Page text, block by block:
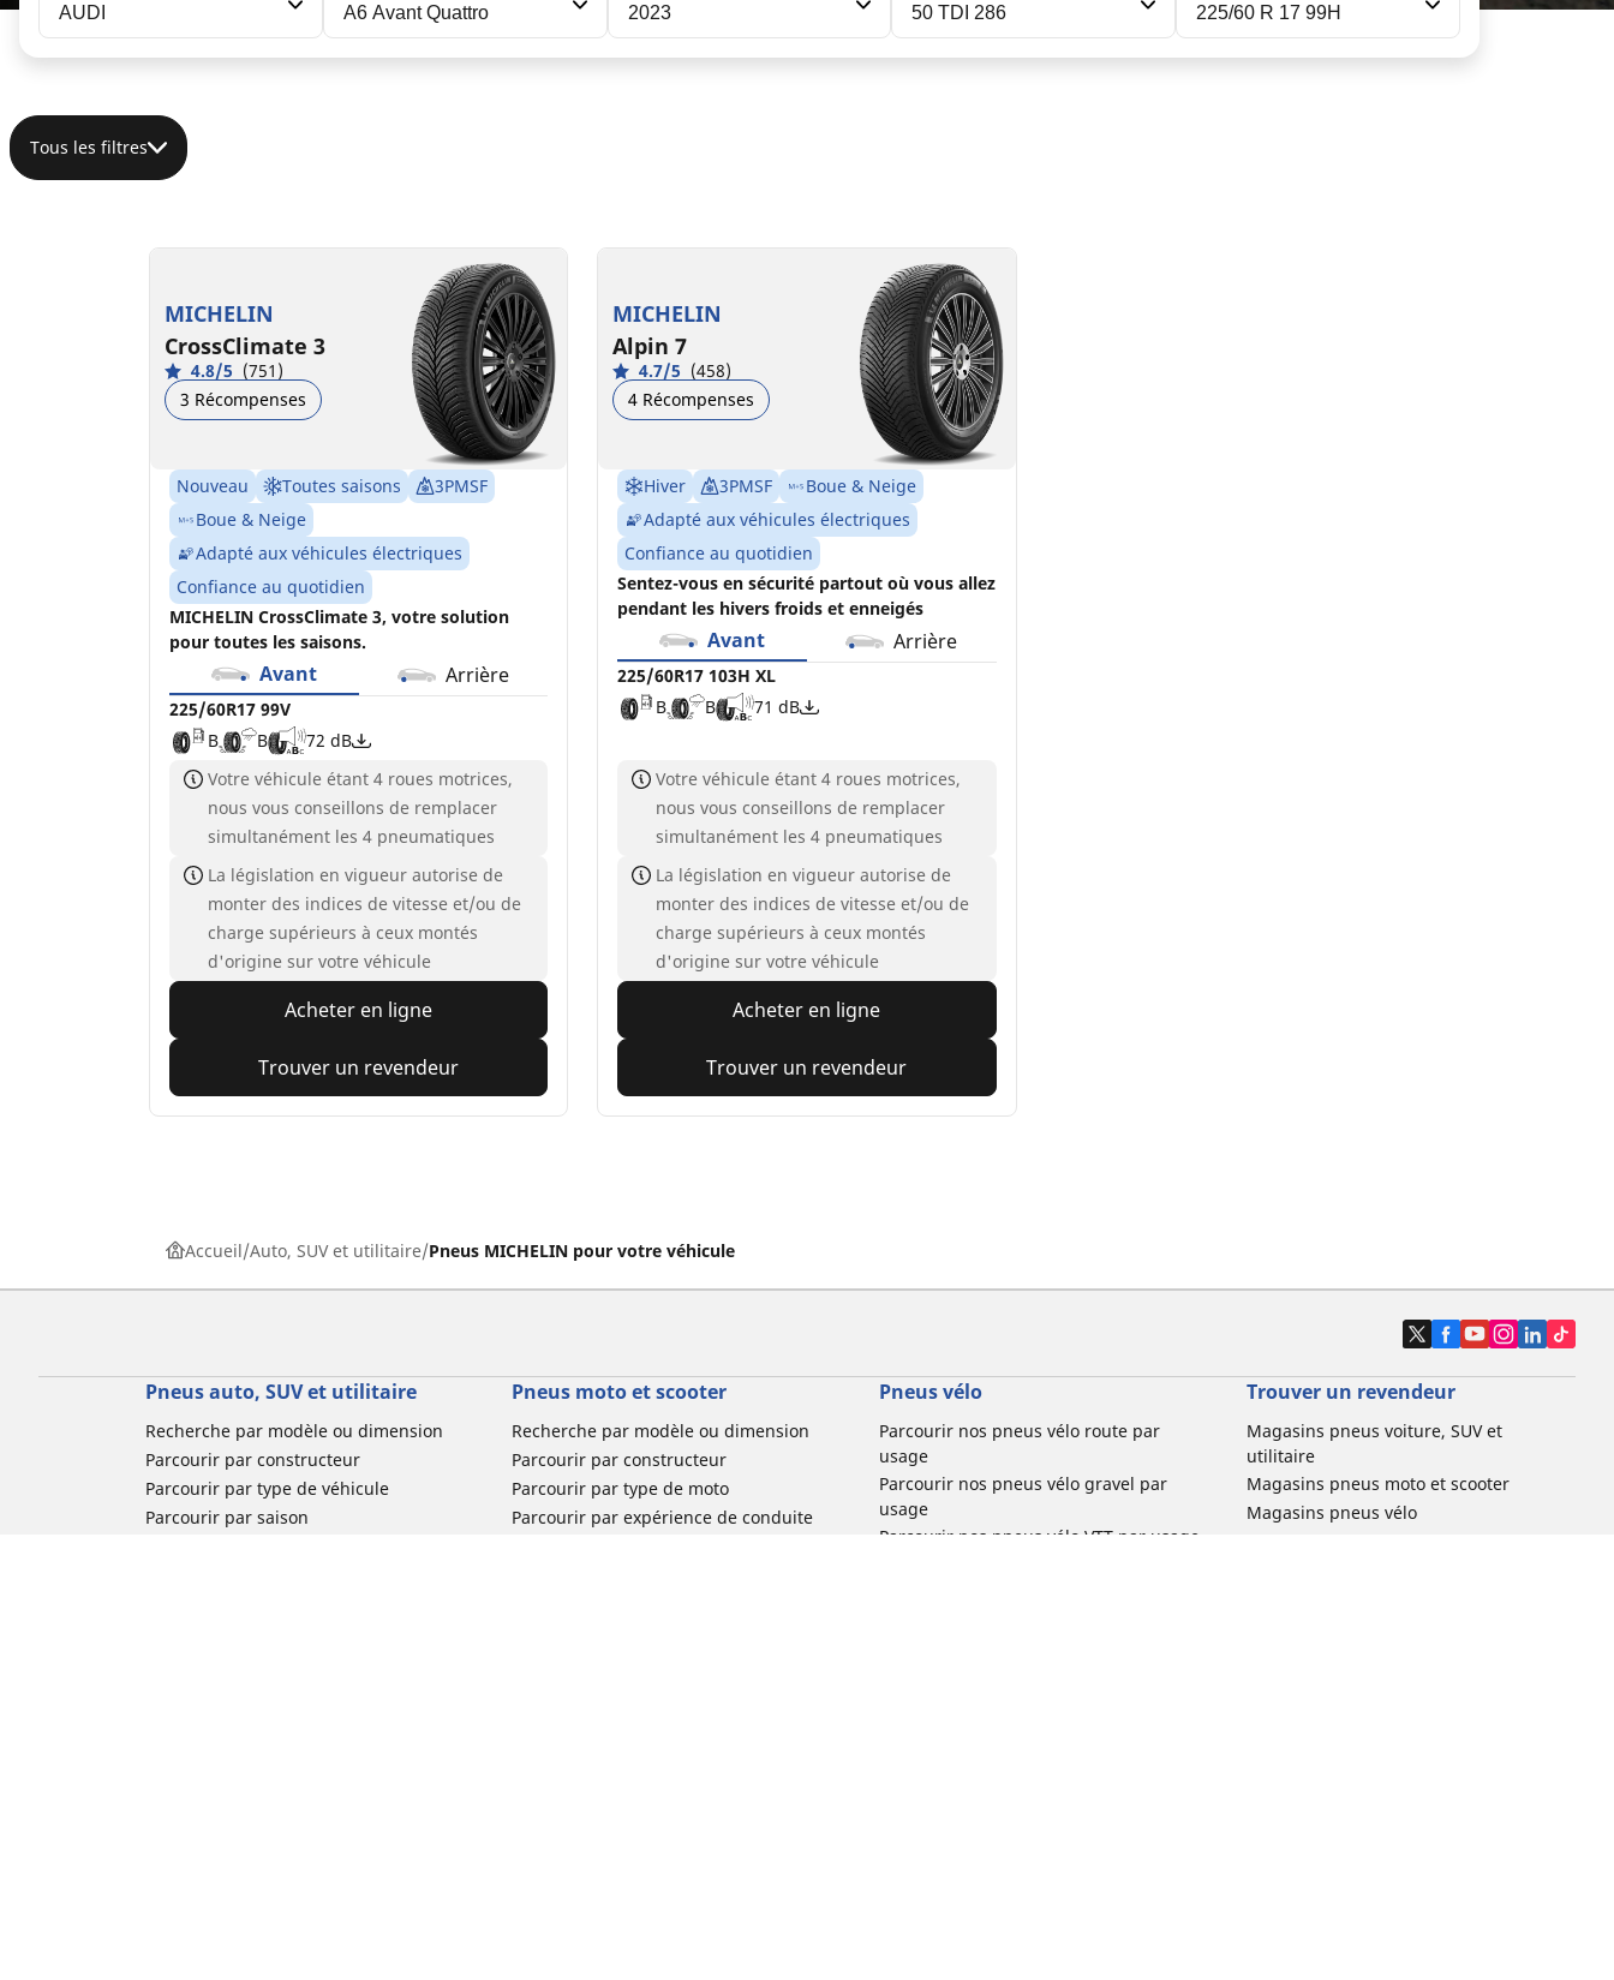
AUDI A6 Avant Quattro 2023 50 TDI 286 225/60 R 17 99H
Tous les filtres
MICHELIN
CrossClimate 3
4.8/5 (751)
3 Récompenses
Nouveau Toutes saisons
3PMSF
Boue & Neige
Adapté aux véhicules électriques
Confiance au quotidien
MICHELIN CrossClimate 3, votre solution
pour toutes les saisons.
Avant Arrière
225/60R17 99V
B
B 72 dB
Votre véhicule étant 4 roues motrices,
nous vous conseillons de remplacer
simultanément les 4 pneumatiques
La législation en vigueur autorise de
monter des indices de vitesse et/ou de
charge supérieurs à ceux montés
d'origine sur votre véhicule
Acheter en ligne
Trouver un revendeur
MICHELIN
Alpin 7
4.7/5 (458)
4 Récompenses
Hiver 3PMSF
Boue & Neige
Adapté aux véhicules électriques
Confiance au quotidien
Sentez-vous en sécurité partout où vous allez
pendant les hivers froids et enneigés
Avant Arrière
225/60R17 103H XL
B
B 71 dB
Votre véhicule étant 4 roues motrices,
nous vous conseillons de remplacer
simultanément les 4 pneumatiques
La législation en vigueur autorise de
monter des indices de vitesse et/ou de
charge supérieurs à ceux montés
d'origine sur votre véhicule
Acheter en ligne
Trouver un revendeur
Accueil Auto, SUV et utilitaire Pneus MICHELIN pour votre véhicule
Pneus auto, SUV et utilitaire
Recherche par modèle ou dimension
Parcourir par constructeur
Parcourir par type de véhicule
Parcourir par saison
Pneus moto et scooter
Recherche par modèle ou dimension
Parcourir par constructeur
Parcourir par type de moto
Parcourir par expérience de conduite
Pneus vélo
Parcourir nos pneus vélo route par
usage
Parcourir nos pneus vélo gravel par
usage
Parcourir nos pneus vélo VTT par usage
Trouver un revendeur
Magasins pneus voiture, SUV et
utilitaire
Magasins pneus moto et scooter
Magasins pneus vélo